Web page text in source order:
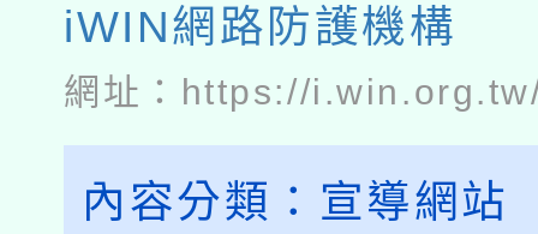
iWIN網路防護機構
網址： https://
內容分類： 宣導網站